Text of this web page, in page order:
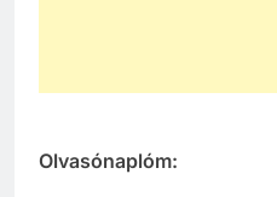
Olvasónaplóm: